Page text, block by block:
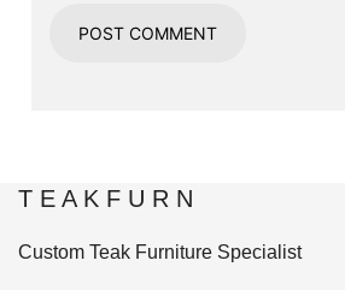
T E A K F U R N
Custom Teak Furniture Specialist